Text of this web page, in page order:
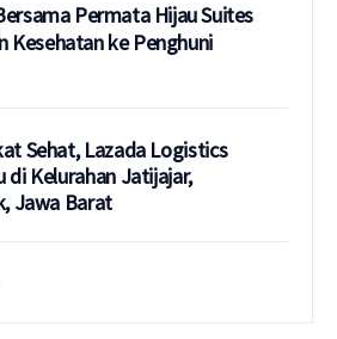
Permata Hijau Suites
Kesehatan ke Penghuni
Sehat, Lazada Logistics
di Kelurahan Jatijajar,
Jawa Barat